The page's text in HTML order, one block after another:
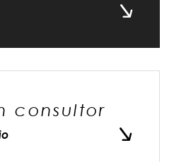
consultor